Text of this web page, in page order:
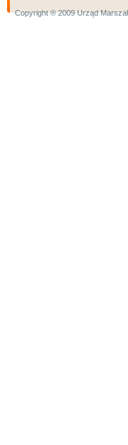
Copyright ® 2009 Urząd